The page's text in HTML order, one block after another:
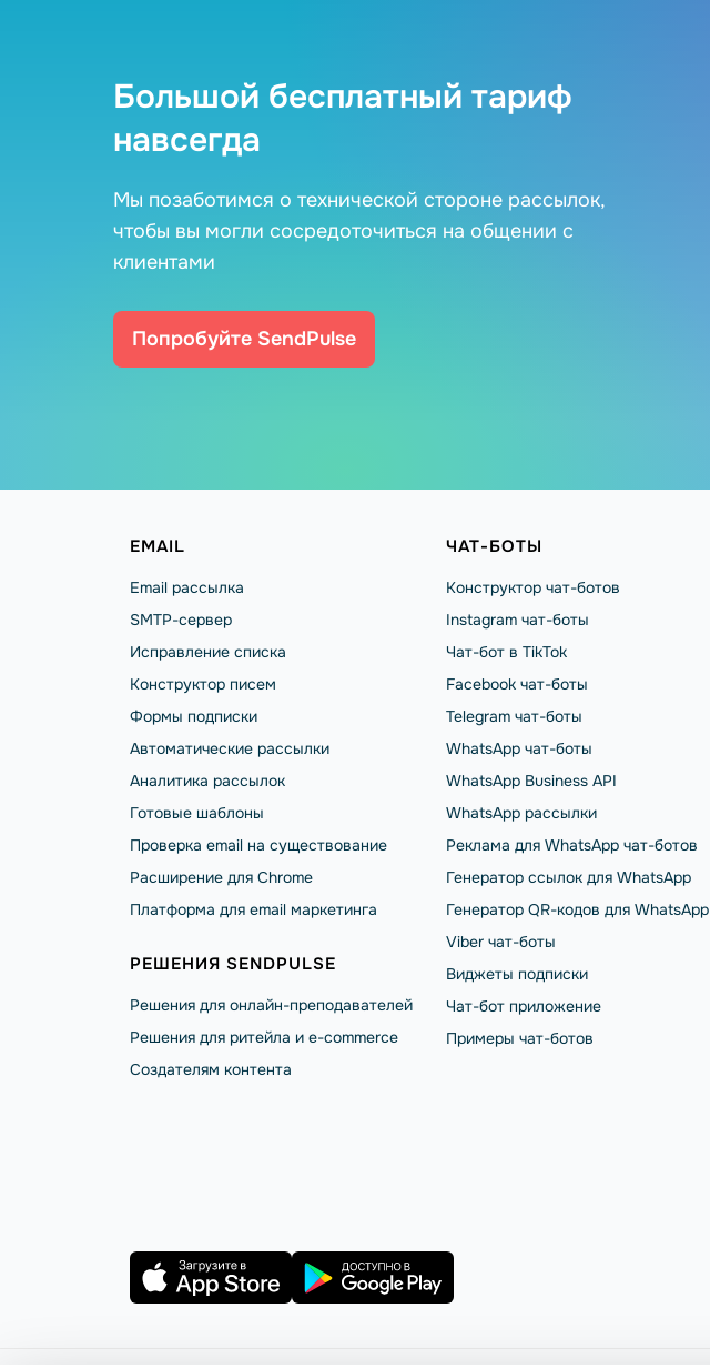
Большой бесплатный тариф
навсегда
Мы позаботимся о технической стороне рассылок,
чтобы вы могли сосредоточиться на общении с
клиентами
Попробуйте SendPulse
EMAIL
Email рассылка
SMTP-сервер
Исправление списка
Конструктор писем
Формы подписки
Автоматические рассылки
Аналитика рассылок
Готовые шаблоны
Проверка email на существование
Расширение для Chrome
Платформа для email маркетинга
РЕШЕНИЯ SENDPULSE
Решения для онлайн-преподавателей
Решения для ритейла и e-commerce
Создателям контента
ЧАТ-БОТЫ
Конструктор чат-ботов
Instagram чат-боты
Чат-бот в TikTok
Facebook чат-боты
Telegram чат-боты
WhatsApp чат-боты
WhatsApp Business API
WhatsApp рассылки
Реклама для WhatsApp чат-ботов
Генератор ссылок для WhatsApp
Генератор QR-кодов для WhatsApp
Viber чат-боты
Виджеты подписки
Чат-бот приложение
Примеры чат-ботов